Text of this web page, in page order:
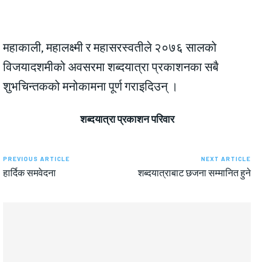
महाकाली, महालक्ष्मी र महासरस्वतीले २०७६ सालको
विजयादशमीको अवसरमा शब्दयात्रा प्रकाशनका सबै
शुभचिन्तकको मनोकामना पूर्ण गराइदिउन् ।
शब्दयात्रा प्रकाशन परिवार
PREVIOUS ARTICLE
हार्दिक समवेदना
NEXT ARTICLE
शब्दयात्राबाट छजना सम्मानित हुने